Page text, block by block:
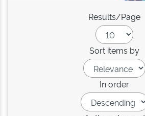
Results/Page
Sort items by
In order